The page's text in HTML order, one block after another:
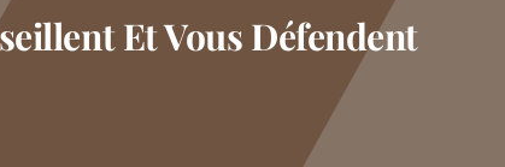
Et Vous Défendent